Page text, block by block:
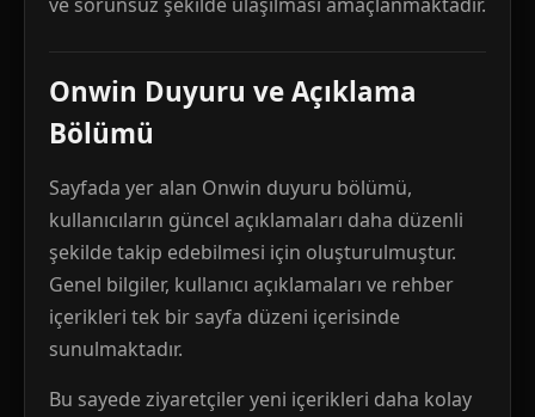
Onwin Duyuru ve Açıklama
Bölümü
Sayfada yer alan Onwin duyuru bölümü,
kullanıcıların güncel açıklamaları daha düzenli
şekilde takip edebilmesi için oluşturulmuştur.
Genel bilgiler, kullanıcı açıklamaları ve rehber
içerikleri tek bir sayfa düzeni içerisinde
sunulmaktadır.
Bu sayede ziyaretçiler yeni içerikleri daha kolay